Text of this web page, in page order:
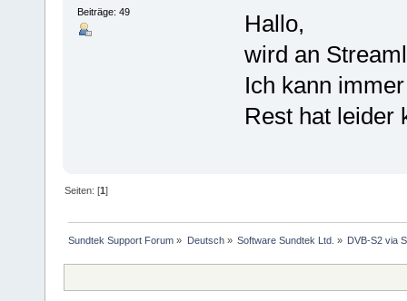
Beiträge: 49
Hallo,
wird an
Ich kann
Rest hat leider
Seiten: [1]
Sundtek Support Forum » Deutsch» Software Sundtek Ltd. » DVB-S2 via